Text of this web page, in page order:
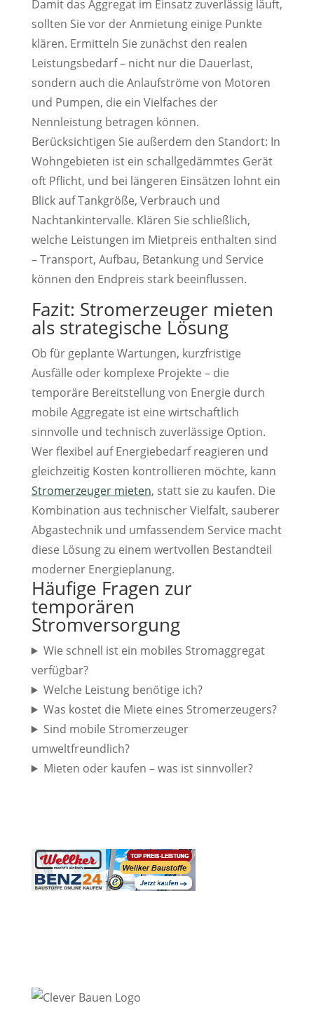
Damit das Aggregat im Einsatz zuverlässig läuft,
sollten Sie vor der Anmietung einige Punkte
klären. Ermitteln Sie zunächst den realen
Leistungsbedarf – nicht nur die Dauerlast,
sondern auch die Anlaufströme von Motoren
und Pumpen, die ein Vielfaches der
Nennleistung betragen können.
Berücksichtigen Sie außerdem den Standort: In
Wohngebieten ist ein schallgedämmtes Gerät
oft Pflicht, und bei längeren Einsätzen lohnt ein
Blick auf Tankgröße, Verbrauch und
Nachtankintervalle. Klären Sie schließlich,
welche Leistungen im Mietpreis enthalten sind
– Transport, Aufbau, Betankung und Service
können den Endpreis stark beeinflussen.
Fazit: Stromerzeuger mieten
als strategische Lösung
Ob für geplante Wartungen, kurzfristige
Ausfälle oder komplexe Projekte – die
temporäre Bereitstellung von Energie durch
mobile Aggregate ist eine wirtschaftlich
sinnvolle und technisch zuverlässige Option.
Wer flexibel auf Energiebedarf reagieren und
gleichzeitig Kosten kontrollieren möchte, kann
Stromerzeuger mieten, statt sie zu kaufen. Die
Kombination aus technischer Vielfalt, sauberer
Abgastechnik und umfassendem Service macht
diese Lösung zu einem wertvollen Bestandteil
moderner Energieplanung.
Häufige Fragen zur
temporären
Stromversorgung
Wie schnell ist ein mobiles Stromaggregat
verfügbar?
Welche Leistung benötige ich?
Was kostet die Miete eines Stromerzeugers?
Sind mobile Stromerzeuger
umweltfreundlich?
Mieten oder kaufen – was ist sinnvoller?